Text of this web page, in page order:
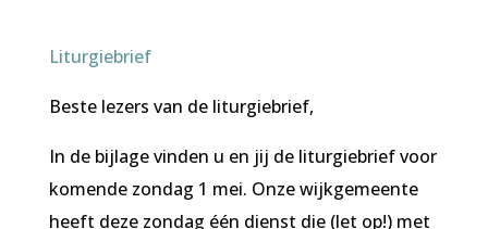
Liturgiebrief
Beste lezers van de liturgiebrief,
In de bijlage vinden u en jij de liturgiebrief voor
komende zondag 1 mei. Onze wijkgemeente
heeft deze zondag één dienst die (let op!) met